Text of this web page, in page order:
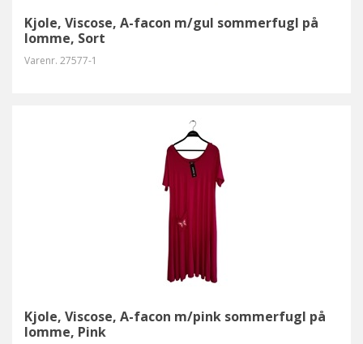
Kjole, Viscose, A-facon m/gul sommerfugl på
lomme, Sort
Varenr. 27577-1
Kjole, Viscose, A-facon m/pink sommerfugl på
lomme, Pink